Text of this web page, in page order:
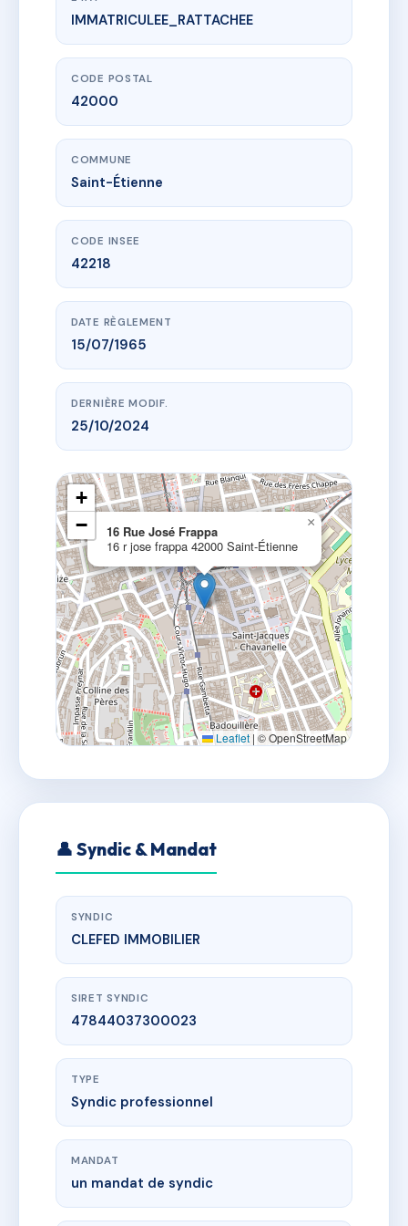
www.vme.plus/AD9411877
16 Rue José Frappa
16 r jose frappa42000 Saint-Étienne
IMMATRICULEE_RATTACHEE
CODE POSTAL
42000
COMMUNE
Saint-Étienne
CODE INSEE
42218
DATE RÈGLEMENT
15/07/1965
DERNIÈRE MODIF.
25/10/2024
16 Rue José Frappa
16 r jose frappa 42000 Saint-Étienne
×
+
−
Leaflet | © OpenStreetMap
👤 Syndic & Mandat
SYNDIC
CLEFED IMMOBILIER
SIRET SYNDIC
47844037300023
TYPE
Syndic professionnel
MANDAT
un mandat de syndic